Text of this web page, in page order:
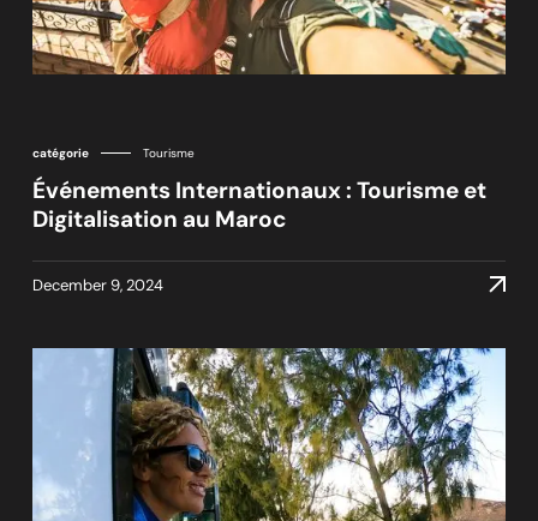
catégorie Tourisme
Événements Internationaux : Tourisme et
Digitalisation au Maroc
December 9, 2024